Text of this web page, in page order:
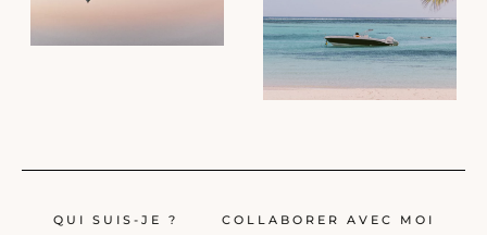
QUI SUIS-JE ? COLLABORER AVEC MOI